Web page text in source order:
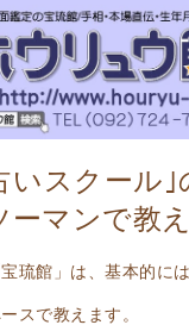
いスクール｣
マンで教
琉館」は、基本的に
スで教えます。